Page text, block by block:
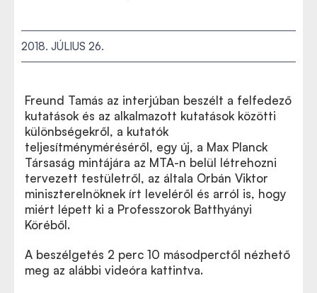
2018. JÚLIUS 26.
Freund Tamás az interjúban beszélt a felfedező
kutatások és az alkalmazott kutatások közötti
különbségekről, a kutatók
teljesítményméréséről, egy új, a Max Planck
Társaság mintájára az MTA-n belül létrehozni
tervezett testületről, az általa Orbán Viktor
miniszterelnöknek írt leveléről és arról is, hogy
miért lépett ki a Professzorok Batthyányi
Köréből.
A beszélgetés 2 perc 10 másodperctől nézhető
meg az alábbi videóra kattintva.